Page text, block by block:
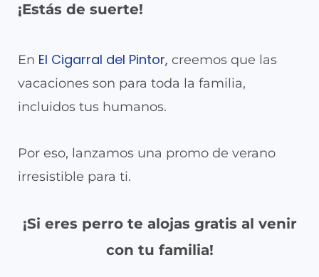
¡Estás de suerte!
En El Cigarral del Pintor, creemos que las
vacaciones son para toda la familia,
incluidos tus humanos.
Por eso, lanzamos una promo de verano
irresistible para ti.
¡Si eres perro te alojas gratis al venir
con tu familia!